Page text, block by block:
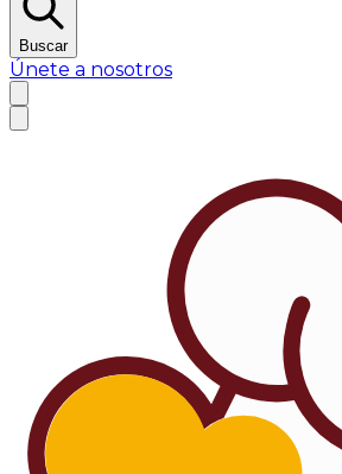
Buscar
Únete a nosotros